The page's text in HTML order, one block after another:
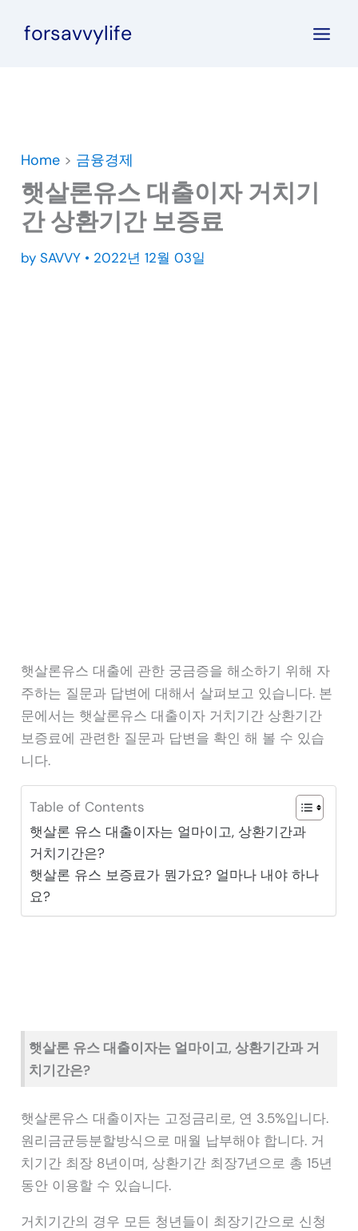
forsavvylife
Home > 금융경제
햇살론유스 대출이자 거치기
간 상환기간 보증료
by SAVVY • 2022년 12월 03일
햇살론유스 대출에 관한 궁금증을 해소하기 위해 자
주하는 질문과 답변에 대해서 살펴보고 있습니다. 본
문에서는 햇살론유스 대출이자 거치기간 상환기간
보증료에 관련한 질문과 답변을 확인 해 볼 수 있습
니다.
Table of Contents
햇살론 유스 대출이자는 얼마이고, 상환기간과
거치기간은?
햇살론 유스 보증료가 뭔가요? 얼마나 내야 하나
요?
햇살론 유스 대출이자는 얼마이고, 상환기간과 거
치기간은?
햇살론유스 대출이자는 고정금리로, 연 3.5%입니다.
원리금균등분할방식으로 매월 납부해야 합니다. 거
치기간 최장 8년이며, 상환기간 최장7년으로 총 15년
동안 이용할 수 있습니다.
거치기간의 경우 모든 청년들이 최장기간으로 신청